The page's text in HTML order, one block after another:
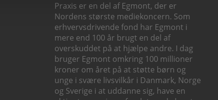
Praxis er en del af Egmont, der er
Nordens største mediekoncern. Som
erhvervsdrivende fond har Egmont i
mere end 100 år brugt en del af
overskuddet på at hjælpe andre. I dag
bruger Egmont omkring 100 millioner
kroner om året på at støtte børn og
unge i svære livsvilkår i Danmark, Norge
og Sverige i at uddanne sig, have en